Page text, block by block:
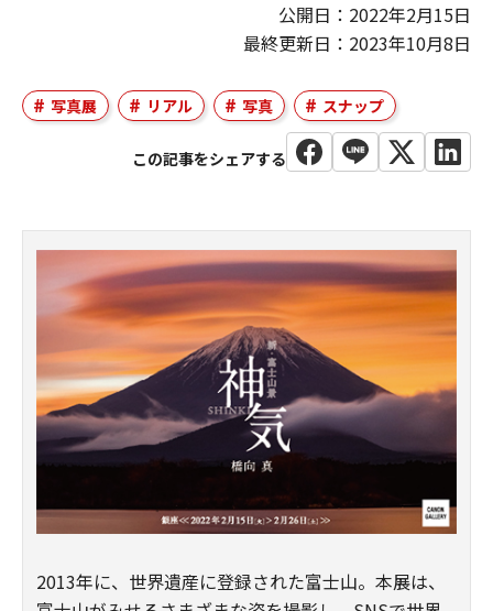
公開日：2022年2月15日
最終更新日：2023年10月8日
写真展 リアル 写真 スナップ
2013年に、世界遺産に登録された富士山。本展は、